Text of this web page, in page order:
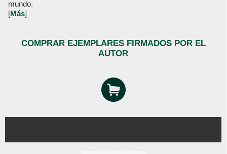
mundo.
[Más]
COMPRAR EJEMPLARES FIRMADOS POR EL
AUTOR